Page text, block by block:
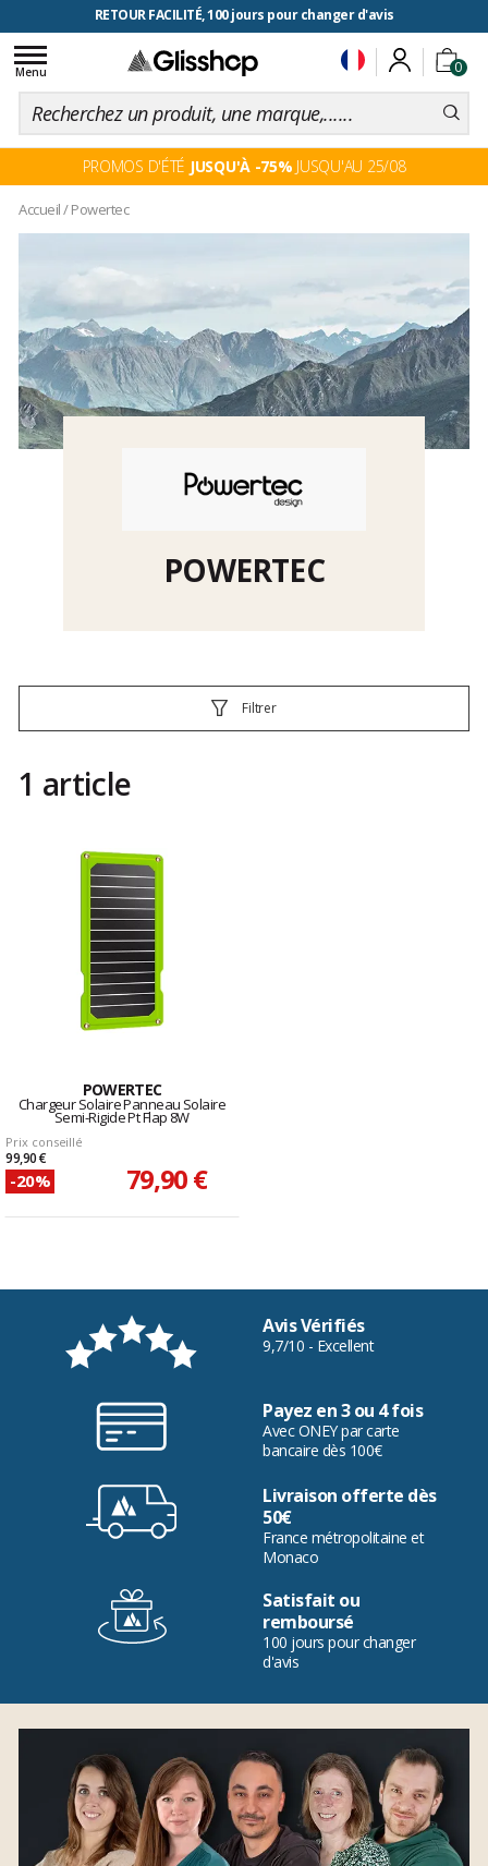
RETOUR FACILITÉ, 100 jours pour changer d'avis
0
Toggle
navigation
Menu
PROMOS D'ÉTÉ JUSQU'À -75% JUSQU'AU 25/08
Accueil/Powertec
POWERTEC
Filtrer
1 article
POWERTEC
Chargeur Solaire Panneau Solaire
Semi-Rigide Pt Flap 8W
Prix conseillé
99,90 €
-20% 79,90 €
Avis Vérifiés
9,7/10 - Excellent
Payez en 3 ou 4 fois
Avec ONEY par carte
bancaire dès 100€
Livraison offerte dès
50€
France métropolitaine et
Monaco
Satisfait ou
remboursé
100 jours pour changer
d'avis